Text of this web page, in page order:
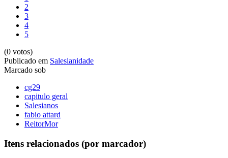
2
3
4
5
(0 votos)
Publicado em Salesianidade
Marcado sob
cg29
capitulo geral
Salesianos
fabio attard
ReitorMor
Itens relacionados (por marcador)